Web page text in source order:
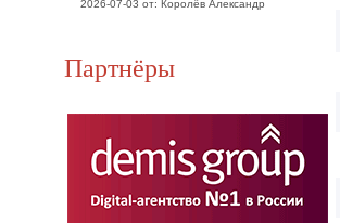
2026-07-03 от: Королёв Александр
Партнёры